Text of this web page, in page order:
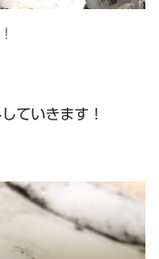
ていきます！